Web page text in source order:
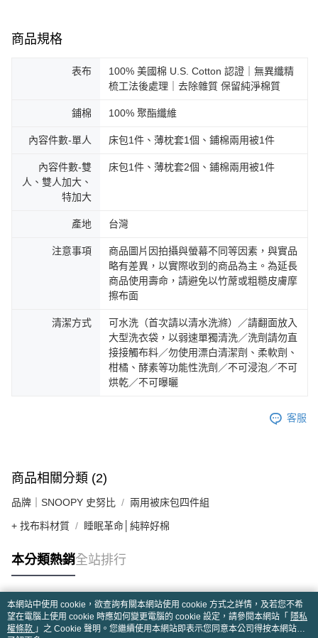
商品規格
表布
100% 美國棉 U.S. Cotton 認證｜無異纖精
梳工法後處理｜去除雜質 保留純淨棉質
鋪棉 100% 聚酯纖維
內容件數-單人 床包1件、薄枕套1個、鋪棉兩用被1件
內容件數-雙
人、雙人加大、
特加大
床包1件、薄枕套2個、鋪棉兩用被1件
產地 台灣
注意事項
商品圖片因拍攝與螢幕不同等因素，與實品
略有差異，以實際收到的商品為主。為延長
商品使用壽命，請避免以竹蓆或粗糙皮膚摩
擦布面
清潔方式
可水洗（首次請以清水洗滌）／請翻面放入
大型洗衣袋，以弱速單獨清洗／洗劑請勿直
接接觸布料／勿使用漂白清潔劑、柔軟劑、
柑橘、酵素等功能性洗劑／不可浸泡／不可
烘乾／不可曝曬
客服
商品相關分類 (2)
品牌｜SNOOPY 史努比 兩用被床包四件組
+ 找布料材質 睡眠革命│純粹好棉
本分類熱銷全站排行
熱門標籤
本網站中使用 cookie，欲查詢有關本網站使用 cookie 方式之詳情，及若您不希
望在電腦上使用 cookie 時應如何變更電腦的 cookie 設定，請參閱本網站「 隱私
權條款 」之 Cookie 聲明。您繼續使用本網站即表示您同意本公司得按本網站使